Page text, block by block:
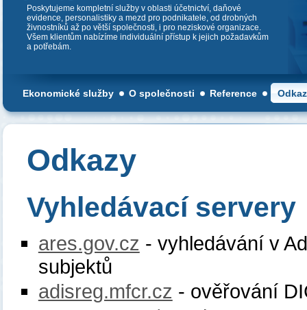
Odkazy
Vyhledávací servery
ares.gov.cz - vyhledávání v
subjektů
adisreg.mfcr.cz - ověřování
Poskytujeme kompletní služby v oblasti účetnictví, daňové
evidence, personalistiky a mezd pro podnikatele, od drobných
živnostníků až po větší společnosti, i pro neziskové organizace.
Všem klientům nabízíme individuální přístup k jejich požadavkům
a potřebám.
Ekonomické služby O společnosti Reference